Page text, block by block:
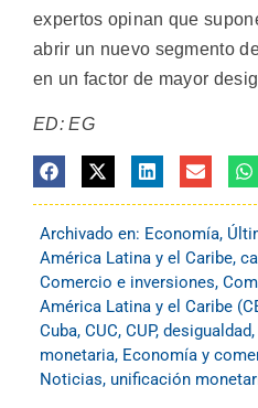
expertos opinan que
abrir un nuevo segmento
en un factor de mayor
ED: EG
Archivado en: Economía,
América Latina y el Caribe,
Comercio e inversiones,
América Latina y el Caribe
Cuba, CUC, CUP, desigualdad,
monetaria, Economía y
Noticias, unificación